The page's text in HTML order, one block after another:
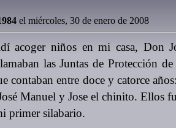
el miércoles, 30 de enero de 2008
acoger niños en mi casa, Don
las Juntas de Protección
contaban entre doce y catorce
Manuel y Jose el chinito. Ellos
primer silabario.